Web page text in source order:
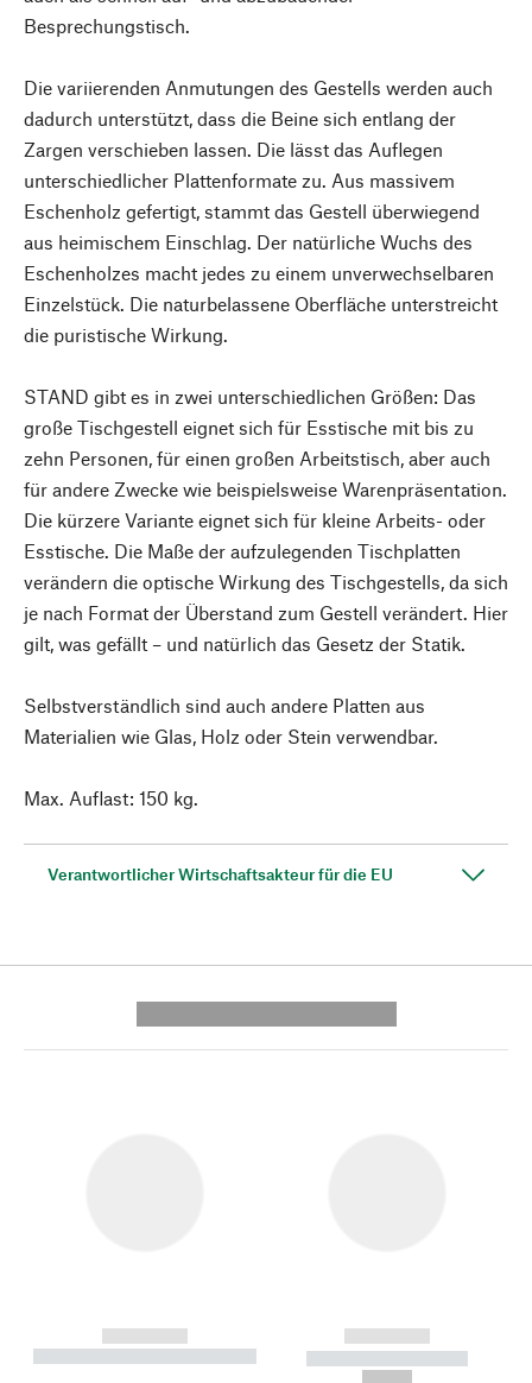
Besprechungstisch.
Die variierenden Anmutungen des Gestells werden auch
dadurch unterstützt, dass die Beine sich entlang der
Zargen verschieben lassen. Die lässt das Auflegen
unterschiedlicher Plattenformate zu. Aus massivem
Eschenholz gefertigt, stammt das Gestell überwiegend
aus heimischem Einschlag. Der natürliche Wuchs des
Eschenholzes macht jedes zu einem unverwechselbaren
Einzelstück. Die naturbelassene Oberfläche unterstreicht
die puristische Wirkung.
STAND gibt es in zwei unterschiedlichen Größen: Das
große Tischgestell eignet sich für Esstische mit bis zu
zehn Personen, für einen großen Arbeitstisch, aber auch
für andere Zwecke wie beispielsweise Warenpräsentation.
Die kürzere Variante eignet sich für kleine Arbeits- oder
Esstische. Die Maße der aufzulegenden Tischplatten
verändern die optische Wirkung des Tischgestells, da sich
je nach Format der Überstand zum Gestell verändert. Hier
gilt, was gefällt – und natürlich das Gesetz der Statik.
Selbstverständlich sind auch andere Platten aus
Materialien wie Glas, Holz oder Stein verwendbar.
Max. Auflast: 150 kg.
Verantwortlicher Wirtschaftsakteur für die EU
------------
----------- ----------- --------
------------
----------- -----------